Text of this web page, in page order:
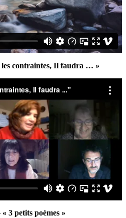
contraintes, Il faudra … »
3 petits poèmes »